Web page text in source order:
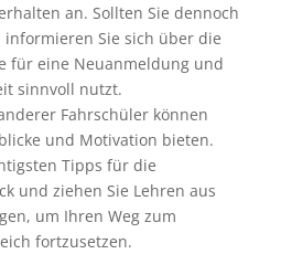
an. Sollten Sie dennoch
Sie sich über die
für eine Neuanmeldung und
sinnvoll nutzt.
Fahrschüler können
und Motivation bieten.
Tipps für die
und ziehen Sie Lehren aus
um Ihren Weg zum
fortzusetzen.